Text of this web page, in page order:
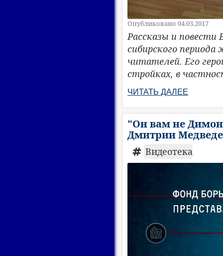
Опубликовано 04.03.2017
Рассказы и повести
сибирского
читателей. Его
стройках, в
ЧИТАТЬ ДАЛЕЕ
"Он вам не
Дмитрии
Видеотека